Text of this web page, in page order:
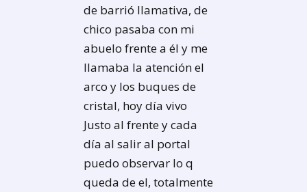
de barrió llamativa, de
chico pasaba con mi
abuelo frente a él y me
llamaba la atención el
arco y los buques de
cristal, hoy día vivo
Justo al frente y cada
día al salir al portal
puedo observar lo q
queda de el, totalmente